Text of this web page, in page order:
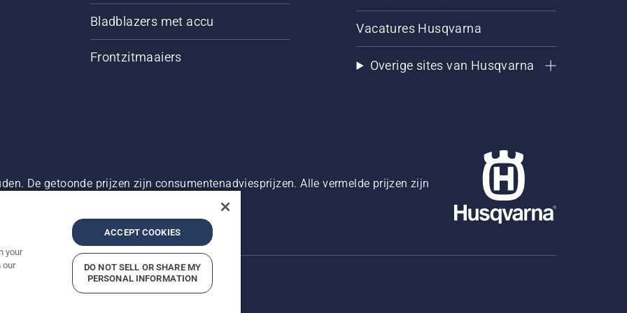
Bladblazers met accu
Frontzitmaaiers
Vacatures Husqvarna
Overige sites van Husqvarna
De getoonde prijzen zijn consumentenadviesprijzen. Alle vermelde prijzen zijn
Meld vermoedelijke schendingen
your
our
ACCEPT COOKIES
DO NOT SELL OR SHARE MY
PERSONAL INFORMATION